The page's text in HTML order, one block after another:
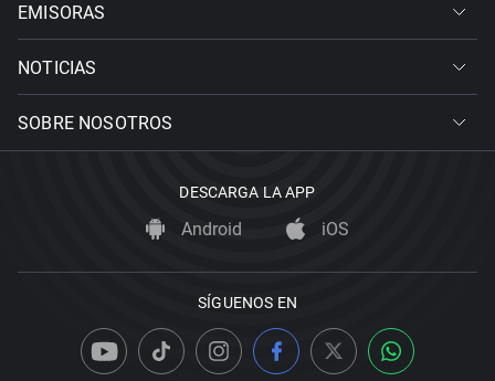
EMISORAS
NOTICIAS
SOBRE NOSOTROS
DESCARGA LA APP
Android iOS
SÍGUENOS EN